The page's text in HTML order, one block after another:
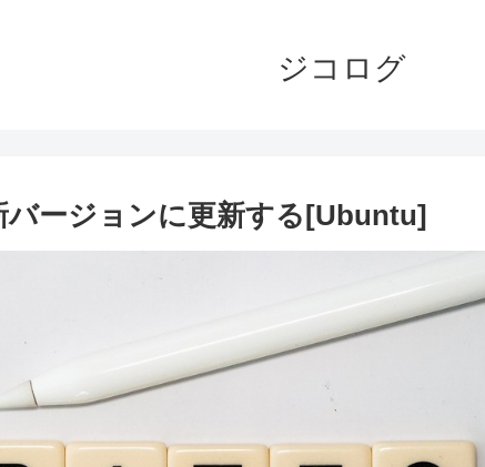
ジコログ
バージョンに更新する[Ubuntu]